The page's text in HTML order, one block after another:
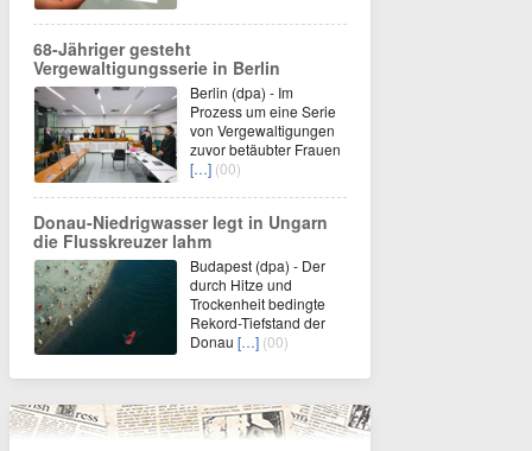
68-Jähriger gesteht
Vergewaltigungsserie in Berlin
Berlin (dpa) - Im
Prozess um eine Serie
von Vergewaltigungen
zuvor betäubter Frauen
[…] (00)
Donau-Niedrigwasser legt in Ungarn
die Flusskreuzer lahm
Budapest (dpa) - Der
durch Hitze und
Trockenheit bedingte
Rekord-Tiefstand der
Donau […] (00)